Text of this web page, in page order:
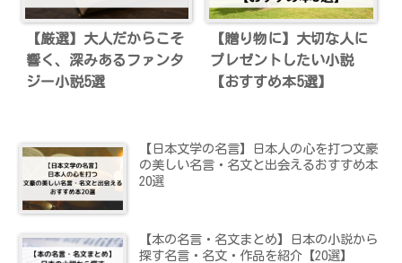
【厳選】大人だからこそ
響く、深みあるファンタ
ジー小説5選
【贈り物に】大切な人に
プレゼントしたい小説
【おすすめ本5選】
【日本文学の名言】日本人の心を打つ文豪
の美しい名言・名文と出会えるおすすめ本
20選
【本の名言・名文まとめ】日本の小説から
探す名言・名文・作品を紹介【20選】